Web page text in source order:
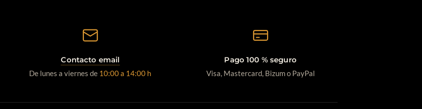
Contacto email
De lunes a viernes de 10:00 a 14:00 h
Pago 100 % seguro
Visa, Mastercard, Bizum o PayPal